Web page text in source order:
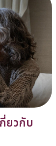
ยวกับ